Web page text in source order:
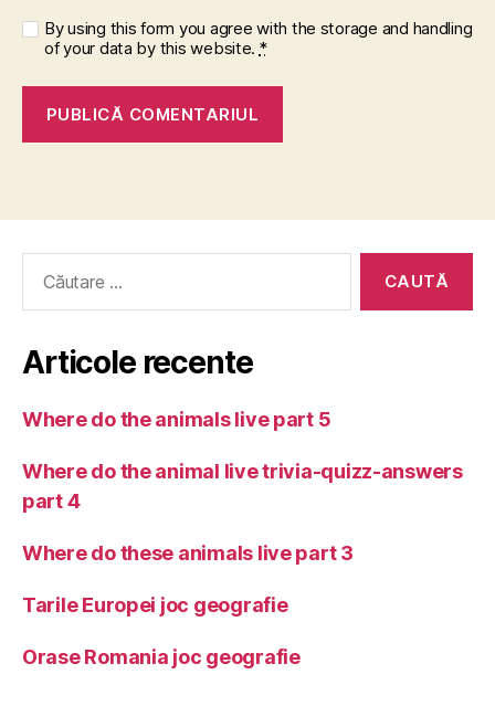
By using this form you agree with the storage and handling
of your data by this website. *
după:
Articole recente
Where do the animals live part 5
Where do the animal live trivia-quizz-answers
part 4
Where do these animals live part 3
Tarile Europei joc geografie
Orase Romania joc geografie